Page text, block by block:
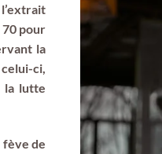
pour
la
ci,
la lutte
fève de